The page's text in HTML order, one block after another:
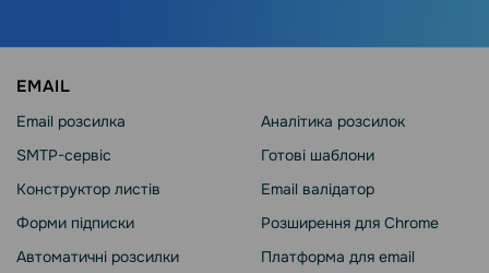
EMAIL
Email розсилка
SMTP-сервіс
Конструктор листів
Форми підписки
Автоматичні розсилки
Аналітика розсилок
Готові шаблони
Email валідатор
Розширення для Chrome
Платформа для email